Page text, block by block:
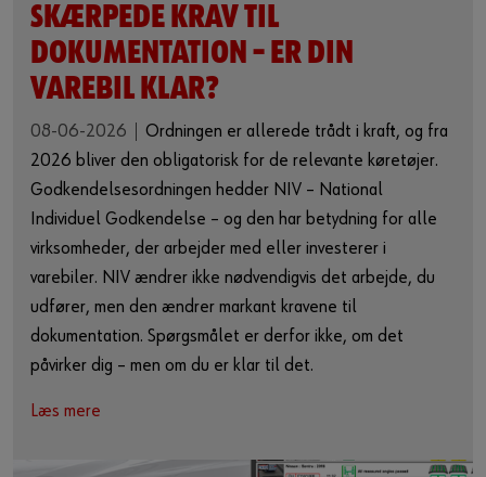
SKÆRPEDE KRAV TIL
DOKUMENTATION – ER DIN
VAREBIL KLAR?
08-06-2026
Ordningen er allerede trådt i kraft, og fra
2026 bliver den obligatorisk for de relevante køretøjer.
Godkendelsesordningen hedder NIV – National
Individuel Godkendelse – og den har betydning for alle
virksomheder, der arbejder med eller investerer i
varebiler. NIV ændrer ikke nødvendigvis det arbejde, du
udfører, men den ændrer markant kravene til
dokumentation. Spørgsmålet er derfor ikke, om det
påvirker dig – men om du er klar til det.
Læs mere